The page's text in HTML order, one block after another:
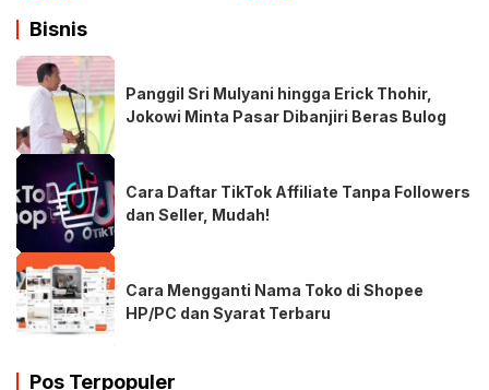
Bisnis
Panggil Sri Mulyani hingga Erick Thohir,
Jokowi Minta Pasar Dibanjiri Beras Bulog
Cara Daftar TikTok Affiliate Tanpa Followers
dan Seller, Mudah!
Cara Mengganti Nama Toko di Shopee
HP/PC dan Syarat Terbaru
Pos Terpopuler